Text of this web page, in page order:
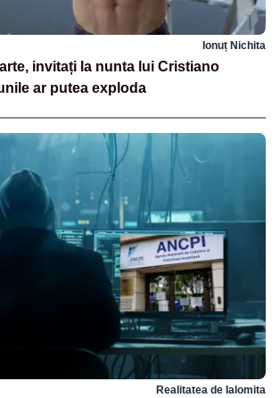
Ionuț Nichita
invitați la nunta lui Cristiano
ar putea exploda
Realitatea de Ialomita